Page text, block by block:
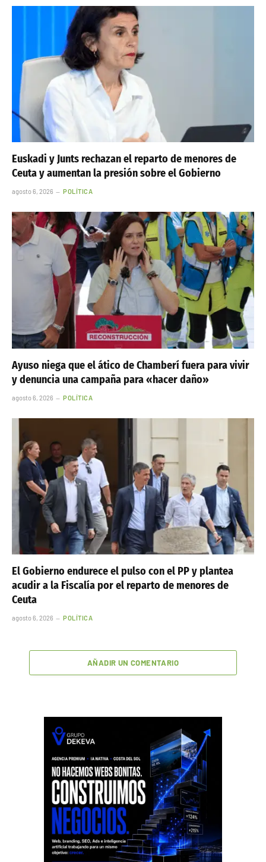
Ucrania
FacebookTwitter Pinterest
ARTÍCULO ANTERIOR
Huelga de basura en Vigo
amenaza imagen en actos
militares
ARTÍCULO SIGUIENTE
Fondo de Infancia Barcelona
2026: Mega impulso social de 15
millones para proteger a 25.000
menores
Euskadi y Junts rechazan el reparto de menores de
Ceuta y aumentan la presión sobre el Gobierno
Ayuso niega que el ático de Chamberí fuera para vivir
y denuncia una campaña para «hacer daño»
agosto 6, 2026 POLÍTICA
El Gobierno endurece el pulso con el PP y plantea
acudir a la Fiscalía por el reparto de menores de
agosto 6, 2026 POLÍTICA